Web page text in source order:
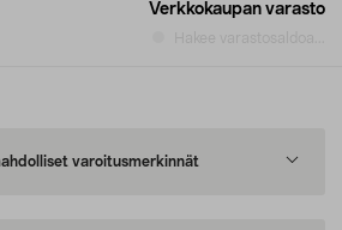
Verkkokaupan varasto
varoitusmerkinnät